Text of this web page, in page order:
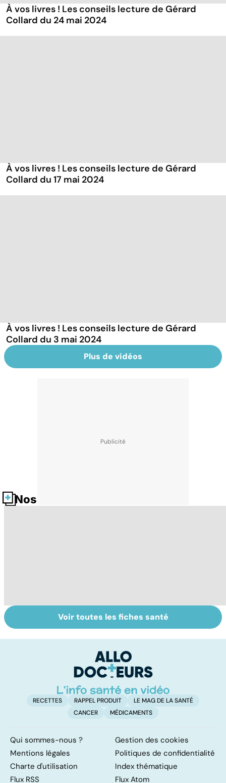
À vos livres ! Les conseils lecture de Gérard
Collard du 24 mai 2024
À vos livres ! Les conseils lecture de Gérard
Collard du 17 mai 2024
À vos livres ! Les conseils lecture de Gérard
Collard du 3 mai 2024
Plus de vidéos
Nos fiches santé
Tout savoir sur
les infections
Inflammation des
amygdales : que
d'angine ?
Voir toutes les fiches santé
RECETTES RAPPEL PRODUIT
LE MAG DE LA SANTÉ
CANCER
MÉDICAMENTS
Qui sommes-nous ?
Gestion des cookies
Mentions légales
Politiques de confidentialité
Charte d'utilisation
Index thématique
Flux RSS
Flux Atom